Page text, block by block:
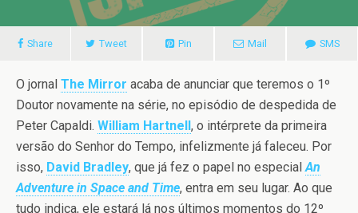
Share Tweet Pin Mail SMS
O jornal The Mirror acaba de anunciar que teremos o 1º
Doutor novamente na série, no episódio de despedida de
Peter Capaldi. William Hartnell, o intérprete da primeira
versão do Senhor do Tempo, infelizmente já faleceu. Por
isso, David Bradley, que já fez o papel no especialAn
Adventure in Space and Time, entra em seu lugar. Ao que
tudo indica, ele estará lá nos últimos momentos do 12º